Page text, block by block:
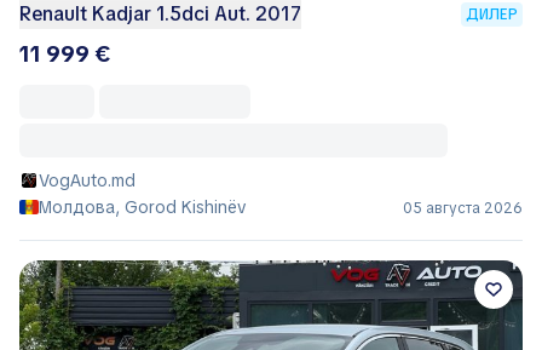
Renault Kadjar 1.5dci Aut. 2017 ДИЛЕР
11 999 €
VogAuto.md
Молдова, Gorod Kishinëv
05 августа 2026